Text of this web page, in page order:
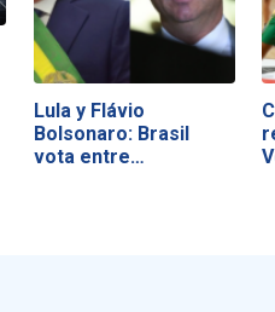
Lula y Flávio
Bolsonaro: Brasil
vota entre